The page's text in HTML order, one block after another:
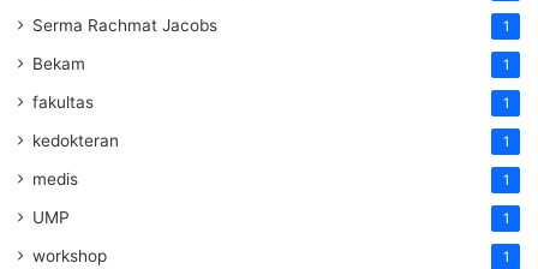
Serma Rachmat Jacobs 1
Bekam 1
fakultas 1
kedokteran 1
medis 1
UMP 1
workshop 1